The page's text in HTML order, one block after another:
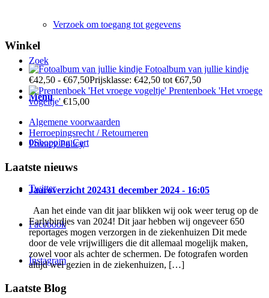
Verzoek om toegang tot gegevens
Zoek
Menu
0Shopping Cart
Twitter
Facebook
Instagram
Winkel
Fotoalbum van jullie kindje
€42,50 - €67,50Prijsklasse: €42,50 tot €67,50
Prentenboek 'Het vroege
vogeltje' €15,00
Algemene voorwaarden
Herroepingsrecht / Retourneren
Privacy Policy
Laatste nieuws
Jaaroverzicht 202431 december 2024 - 16:05
Aan het einde van dit jaar blikken wij ook weer terug op de
Earlybirdjes van 2024! Dit jaar hebben wij ongeveer 650
reportages mogen verzorgen in de ziekenhuizen Dit mede
door de vele vrijwilligers die dit allemaal mogelijk maken,
zowel voor als achter de schermen. De fotografen worden
altijd wel gezien in de ziekenhuizen, […]
Laatste Blog